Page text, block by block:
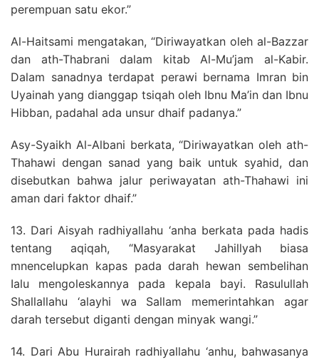
perempuan satu ekor.”
Al-Haitsami mengatakan, “Diriwayatkan oleh al-Bazzar
dan ath-Thabrani dalam kitab Al-Mu’jam al-Kabir.
Dalam sanadnya terdapat perawi bernama Imran bin
Uyainah yang dianggap tsiqah oleh Ibnu Ma’in dan Ibnu
Hibban, padahal ada unsur dhaif padanya.”
Asy-Syaikh Al-Albani berkata, “Diriwayatkan oleh ath-
Thahawi dengan sanad yang baik untuk syahid, dan
disebutkan bahwa jalur periwayatan ath-Thahawi ini
aman dari faktor dhaif.”
13. Dari Aisyah radhiyallahu ‘anha berkata pada hadis
tentang aqiqah, “Masyarakat Jahillyah biasa
mnencelupkan kapas pada darah hewan sembelihan
Ialu mengoleskannya pada kepala bayi. Rasulullah
Shallallahu ‘alayhi wa Sallam memerintahkan agar
darah tersebut diganti dengan minyak wangi.”
14. Dari Abu Hurairah radhiyallahu ‘anhu, bahwasanya